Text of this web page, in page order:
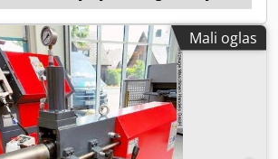
sa odeljkom za odlaganje - snažan
i pri kontinuiranom opterećenju -
za levi i desni smer rada Mali oglas